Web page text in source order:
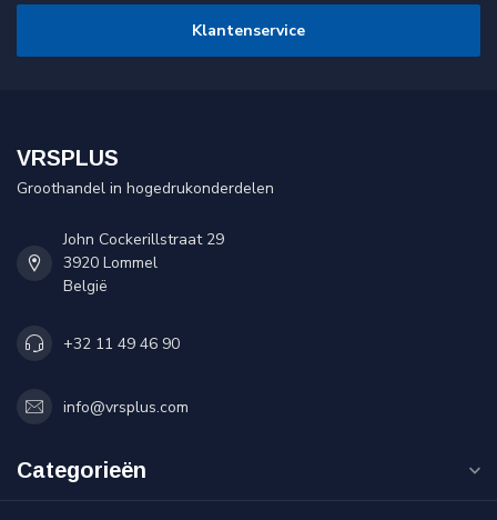
Klantenservice
VRSPLUS
Groothandel in hogedrukonderdelen
John Cockerillstraat 29
3920 Lommel
België
+32 11 49 46 90
info@vrsplus.com
Categorieën